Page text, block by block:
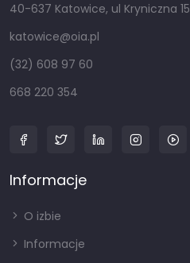
40-637 Katowice, ul Kryniczna 15
katowice@oia.pl
(32) 608 97 60
668 220 354
Informacje
O izbie
Informacje